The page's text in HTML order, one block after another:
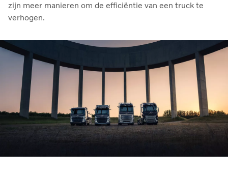
zijn meer manieren om de efficiëntie van een truck te
verhogen.